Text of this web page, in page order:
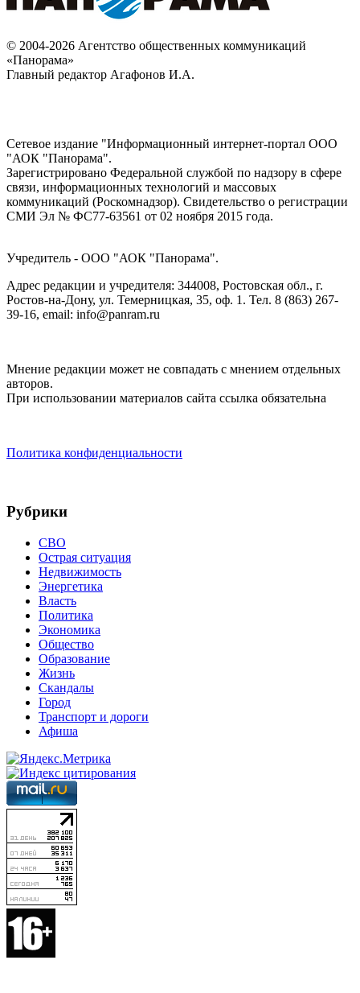
© 2004-2026 Агентство общественных коммуникаций
«Панорама»
Главный редактор Агафонов И.А.
Сетевое издание "Информационный интернет-портал ООО
"АОК "Панорама".
Зарегистрировано Федеральной службой по надзору в сфере
связи, информационных технологий и массовых
коммуникаций (Роскомнадзор). Cвидетельство о регистрации
СМИ Эл № ФС77-63561 от 02 ноября 2015 года.
Учредитель - ООО "АОК "Панорама".
Адрес редакции и учредителя: 344008, Ростовская обл., г.
Ростов-на-Дону, ул. Темерницкая, 35, оф. 1. Тел. 8 (863) 267-
39-16, email: info@panram.ru
Мнение редакции может не совпадать с мнением отдельных
авторов.
При использовании материалов сайта ссылка обязательна
Политика конфиденциальности
Рубрики
СВО
Острая ситуация
Недвижимость
Энергетика
Власть
Политика
Экономика
Общество
Образование
Жизнь
Скандалы
Город
Транспорт и дороги
Афиша